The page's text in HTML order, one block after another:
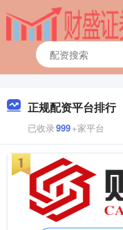
正规配资平台排行
已收录999+家平台